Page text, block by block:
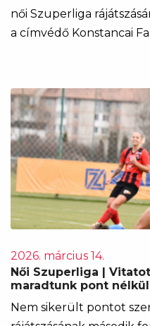
női Szuperliga
a címvédő Konstancai
2026. március 14.
Női Szuperliga |
maradtunk pont
Nem sikerült pontot